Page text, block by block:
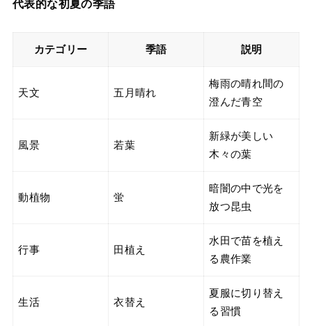
代表的な初夏の季語
カテゴリー 季語 説明
天文 五月晴れ
梅雨の晴れ間の
澄んだ青空
風景 若葉
新緑が美しい
木々の葉
動植物 蛍
暗闇の中で光を
放つ昆虫
行事 田植え
水田で苗を植え
る農作業
生活 衣替え
夏服に切り替え
る習慣